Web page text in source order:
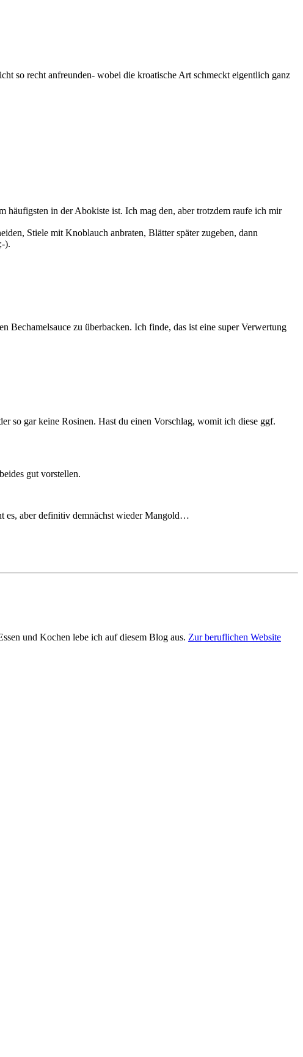
so recht anfreunden- wobei die kroatische Art schmeckt eigentlich ganz
häufigsten in der Abokiste ist. Ich mag den, aber trotzdem raufe ich mir
Stiele mit Knoblauch anbraten, Blätter später zugeben, dann
).
zu überbacken. Ich finde, das ist eine super Verwertung
so gar keine Rosinen. Hast du einen Vorschlag, womit ich diese ggf.
gut vorstellen.
es, aber definitiv demnächst wieder Mangold…
und Kochen lebe ich auf diesem Blog aus. Zur beruflichen Website